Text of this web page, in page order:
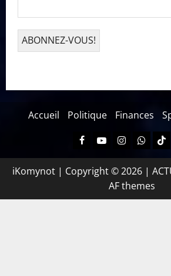
Accueil Politique Finances
iKomynot | Copyright © 2026 |
AF themes